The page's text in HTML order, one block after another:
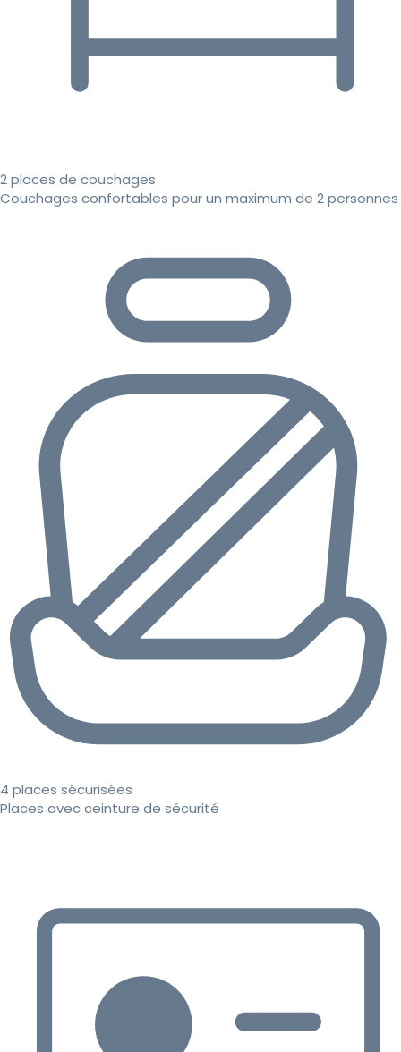
2 places de couchages
Couchages confortables pour un maximum de 2 personnes
4 places sécurisées
Places avec ceinture de sécurité